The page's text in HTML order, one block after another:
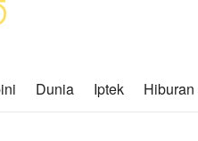
Dunia Iptek Hiburan